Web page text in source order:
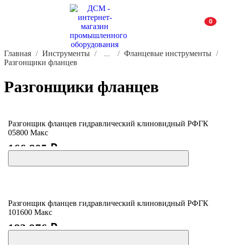
0
Главная Инструменты ...
Фланцевые инструменты
Разгонщики фланцев
Разгонщики фланцев
Разгонщик фланцев гидравлический клиновидный РФГК
05800 Макс
166 805 ₽
Разгонщик фланцев гидравлический клиновидный РФГК
101600 Макс
183 976 ₽